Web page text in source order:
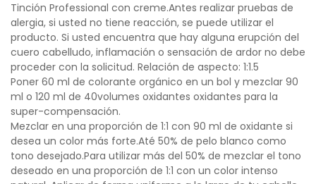
Tinción Professional con creme.Antes realizar pruebas de
alergia, si usted no tiene reacción, se puede utilizar el
producto. Si usted encuentra que hay alguna erupción del
cuero cabelludo, inflamación o sensación de ardor no debe
proceder con la solicitud. Relación de aspecto: 1:1.5
Poner 60 ml de colorante orgánico en un bol y mezclar 90
ml o 120 ml de 40volumes oxidantes oxidantes para la
super-compensación.
Mezclar en una proporción de 1:1 con 90 ml de oxidante si
desea un color más forte.Até 50% de pelo blanco como
tono desejado.Para utilizar más del 50% de mezclar el tono
deseado en una proporción de 1:1 con un color intenso